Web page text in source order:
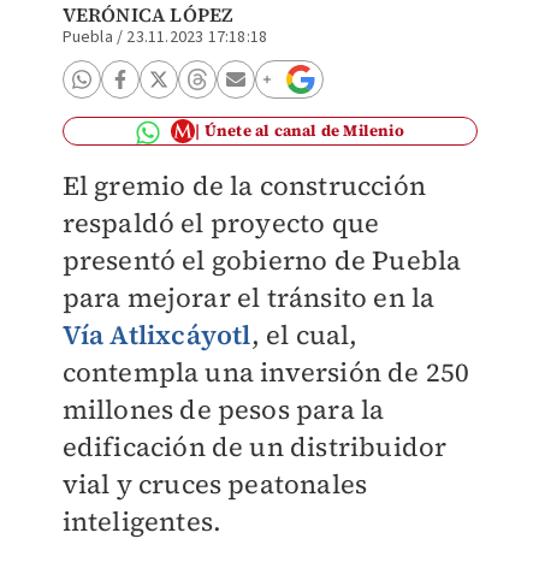
VERÓNICA LÓPEZ
Puebla / 23.11.2023 17:18:18
Únete al canal de Milenio
El gremio de la construcción
respaldó el proyecto que
presentó el gobierno de Puebla
para mejorar el tránsito en la
Vía Atlixcáyotl, el cual,
contempla una inversión de 250
millones de pesos para la
edificación de un distribuidor
vial y cruces peatonales
inteligentes.